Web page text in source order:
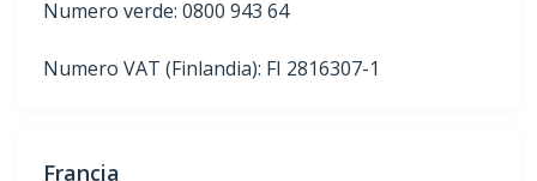
Numero verde: 0800 943 64
Numero VAT (Finlandia): FI 2816307-1
Francia